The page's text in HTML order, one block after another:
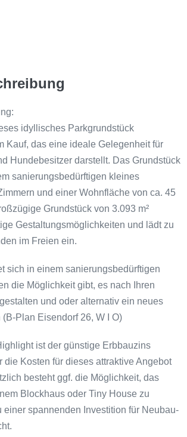
idyllisches Parkgrundstück
Kauf, das eine ideale Gelegenheit für
Hundebesitzer darstellt. Das Grundstück
sanierungsbedürftigen kleines
und einer Wohnfläche von ca. 45
Grundstück von 3.093 m²
Gestaltungsmöglichkeiten und lädt zu
im Freien ein.
sich in einem sanierungsbedürftigen
die Möglichkeit gibt, es nach Ihren
und oder alternativ ein neues
(B-Plan Eisendorf 26, W I O)
ist der günstige Erbbauzins
die Kosten für dieses attraktive Angebot
besteht ggf. die Möglichkeit, das
Blockhaus oder Tiny House zu
einer spannenden Investition für Neubau-